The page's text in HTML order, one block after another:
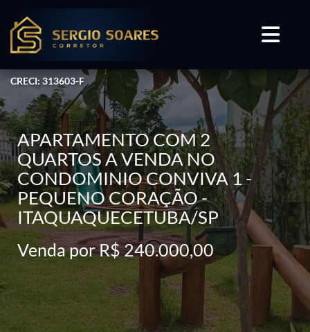
CRECI: 313603-F
APARTAMENTO COM 2
QUARTOS A VENDA NO
CONDOMINIO CONVIVA 1 -
PEQUENO CORAÇÃO -
ITAQUAQUECETUBA/SP
Venda por R$ 240.000,00